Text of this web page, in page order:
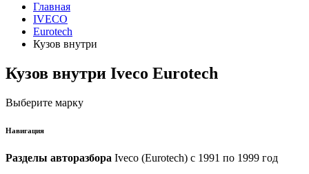
Главная
IVECO
Eurotech
Кузов внутри
Кузов внутри Iveco Eurotech
Выберите марку
Навигация
Разделы авторазбора Iveco (Eurotech) с 1991 по 1999 год